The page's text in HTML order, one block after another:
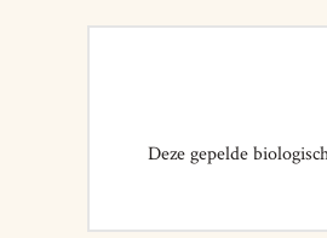
Deze gepelde